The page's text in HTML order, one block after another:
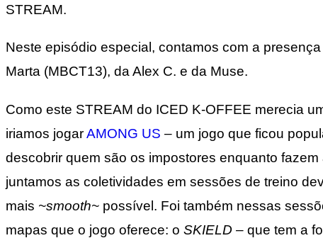
STREAM.
Neste episódio especial, contamos com a
Marta (MBCT13), da Alex C. e da Muse.
Como este STREAM do ICED K-OFFEE merecia
iriamos jogarAMONG US – um jogo que ficou
descobrir quem são os impostores enquanto
juntamos as coletividades em sessões de treino
mais ~smooth~ possível. Foi também nessas
mapas que o jogo oferece: o SKIELD – que tem a